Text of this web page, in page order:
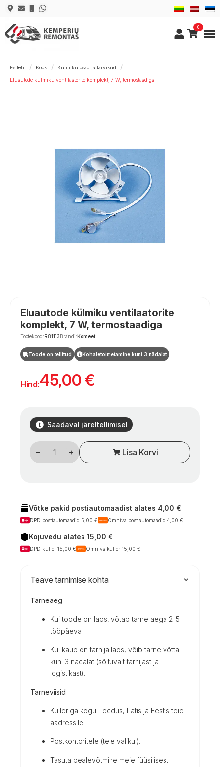
0
Esileht Köök Külmiku osad ja tarvikud
Eluautode külmiku ventilaatorite komplekt, 7 W, termostaadiga
Eluautode külmiku ventilaatorite
komplekt, 7 W, termostaadiga
Tootekood:R81113Brändi:Komeet
Toode on tellitud Kohaletoimetamine kuni 3 nädalat
Hind:45,00 €
Saadaval järeltellimisel
Kemperių
šaldytuvo
ventiliatoriaus
kogus
Lisa Korvi
Võtke pakid postiautomaadist alates 4,00 €
DPD postiautomaadid 5,00 € Omniva postiautomaadid 4,00 €
Kojuvedu alates 15,00 €
DPD kuller 15,00 € Omniva kuller 15,00 €
Teave tarnimise kohta
Tarneaeg
Kui toode on laos, võtab tarne aega 2-5
tööpäeva.
Kui kaup on tarnija laos, võib tarne võtta
kuni 3 nädalat (sõltuvalt tarnijast ja
logistikast).
Tarneviisid
Kulleriga kogu Leedus, Lätis ja Eestis teie
aadressile.
Postkontoritele (teie valikul).
Tasuta pealevõtmine meie füüsilisest